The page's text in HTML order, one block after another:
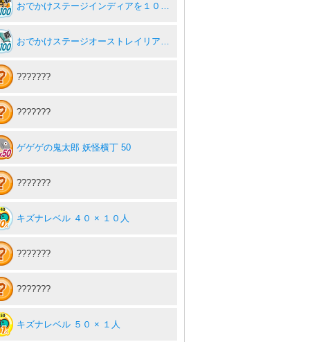
おでかけステージインディアを１００回達成度１００％
おでかけステージオーストレイリアを１００回達成度１００％
???????
???????
ゲゲゲの鬼太郎 妖怪横丁 50
???????
キズナレベル ４０ × １０人
???????
???????
キズナレベル ５０ × １人